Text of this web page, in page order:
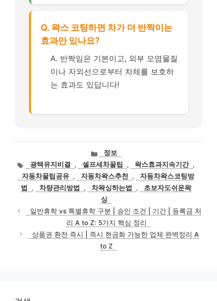
Q. 왁스 코팅하면 차가 더 반짝이는
효과만 있나요?
A. 반짝임은 기본이고, 외부 오염물질
이나 자외선으로부터 차체를 보호하
는 효과도 있답니다!
카
테
고
리
정보
태
그
광택유지비결 , 셀프세차꿀팁 , 왁스효과지속기간 ,
자동차꿀팁공유 , 자동차왁스추천 ,
자동차왁스코팅방
법
, 차량관리방법 , 차왁싱하는법 ,
초보자도쉬운왁
싱
일반휴학 vs 특별휴학 구분 | 승인 조건 | 기간 | 등록금 처
리 A to Z: 5가지 핵심 정리
상품권 환전 즉시 | 즉시 현금화 가능한 업체 완벽정리 A
to Z